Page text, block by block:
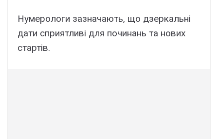
Нумерологи зазначають, що дзеркальні
дати сприятливі для починань та нових
стартів.